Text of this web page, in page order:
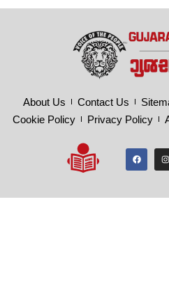
About Us Contact Us
Cookie Policy
Privacy Policy